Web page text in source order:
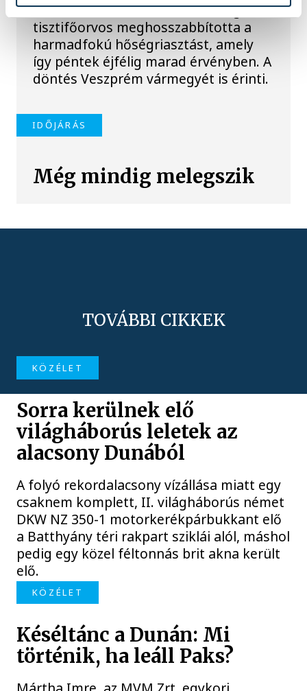
A tartós kánikula miatt az országos
tisztifőorvos meghosszabbította a
harmadfokú hőségriasztást, amely
így péntek éjfélig marad érvényben. A
döntés Veszprém vármegyét is érinti.
IDŐJÁRÁS
Még mindig melegszik
TOVÁBBI CIKKEK
KÖZÉLET
Sorra kerülnek elő
világháborús leletek az
alacsony Dunából
A folyó rekordalacsony vízállása miatt egy
csaknem komplett, II. világháborús német
DKW NZ 350-1 motorkerékpárbukkant elő
a Batthyány téri rakpart sziklái alól, máshol
pedig egy közel féltonnás brit akna került
elő.
KÖZÉLET
Késéltánc a Dunán: Mi
történik, ha leáll Paks?